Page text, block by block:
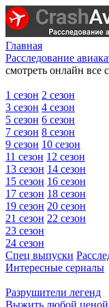
Главная
Расследование
смотреть онлайн все
1 сезон 2 сезон
3 сезон 4 сезон
5 сезон 6 сезон
7 сезон 8 сезон
9 сезон 10 сезон
11 сезон 12 сезон
13 сезон 14 сезон
15 сезон 16 сезон
17 сезон 18 сезон
19 сезон 20 сезон
21 сезон 22 сезон
23 сезон
24 сезон
Спец выпуски
Интересные сериалы
Разрушители легенд
Выжить любой ценой